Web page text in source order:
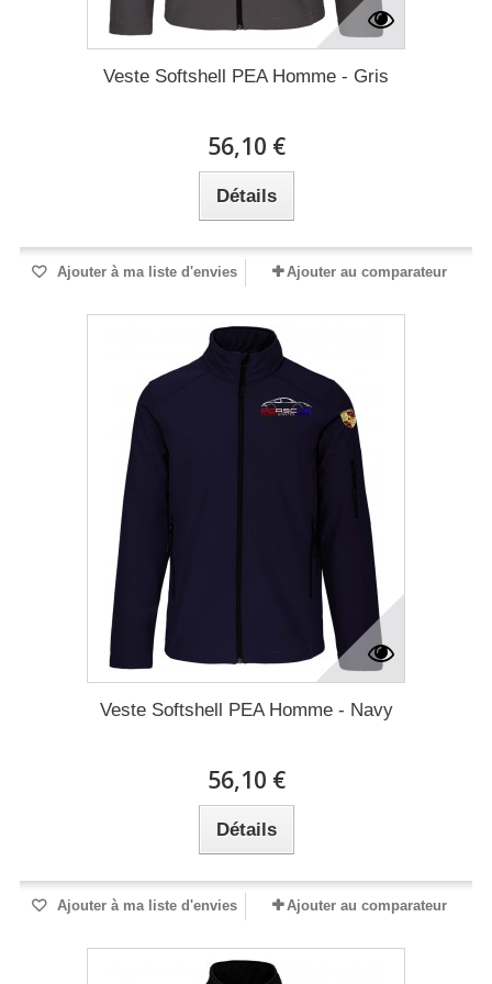
Veste Softshell PEA Homme - Gris
56,10 €
Détails
Ajouter à ma liste d'envies Ajouter au comparateur
Veste Softshell PEA Homme - Navy
56,10 €
Détails
Ajouter à ma liste d'envies Ajouter au comparateur